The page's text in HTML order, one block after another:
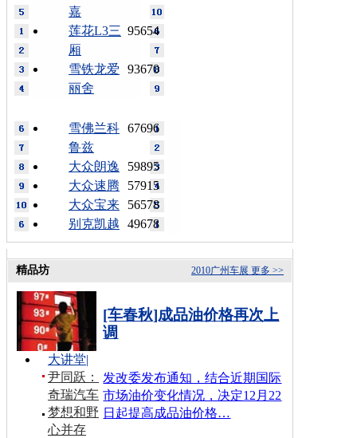
嘉
95654
莲花L3三
厢
93670
雪铁龙爱
丽舍
67696
雪佛兰科
鲁兹
59895
大众朗逸
57915
大众速腾
56578
大众宝来
49678
别克凯越
更多 >>
2010广州车展
精品坊
[车春秋]成品油价格再次上
调
发改委发布通知，结合近期国际
市场油价变化情况，决定12月22
日起提高成品油价格…
大讲堂|
尹同跃：
奇瑞汽车
梦想和野
心并存